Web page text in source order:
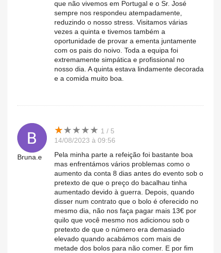
que não vivemos em Portugal e o Sr. José
sempre nos respondeu atempadamente,
reduzindo o nosso stress. Visitamos várias
vezes a quinta e tivemos também a
oportunidade de provar a ementa juntamente
com os pais do noivo. Toda a equipa foi
extremamente simpática e profissional no
nosso dia. A quinta estava lindamente decorada
e a comida muito boa.
Bruna.e
★★★★★
★★★★★ 1 / 5
14/08/2023 à 09:56
Pela minha parte a refeição foi bastante boa
mas enfrentámos vários problemas como o
aumento da conta 8 dias antes do evento sob o
pretexto de que o preço do bacalhau tinha
aumentado devido à guerra. Depois, quando
disser num contrato que o bolo é oferecido no
mesmo dia, não nos faça pagar mais 13€ por
quilo que você mesmo nos adicionou sob o
pretexto de que o número era demasiado
elevado quando acabámos com mais de
metade dos bolos para não comer. E por fim